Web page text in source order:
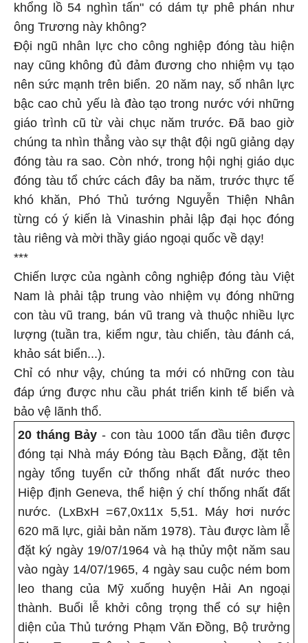
khổng lồ 54 nghìn tấn" có dám tự phê phán như
ông Trương này không?
Đội ngũ nhân lực cho công nghiệp đóng tàu hiện
nay cũng không đủ đảm đương cho nhiệm vụ tạo
nên sức mạnh trên biển. 20 năm nay, số nhân lực
bậc cao chủ yếu là đào tạo trong nước với những
giáo trình cũ từ vài chục năm trước. Đã bao giờ
chúng ta nhìn thẳng vào sự thật đội ngũ giảng dạy
đóng tàu ra sao. Còn nhớ, trong hội nghị giáo dục
đóng tàu tổ chức cách đây ba năm, trước thực tế
khó khăn, Phó Thủ tướng Nguyễn Thiện Nhân
từng có ý kiến là Vinashin phải lập đại học đóng
tàu riêng và mời thầy giáo ngoại quốc về dạy!
***
Chiến lược của ngành công nghiệp đóng tàu Việt
Nam là phải tập trung vào nhiệm vụ đóng những
con tàu vũ trang, bán vũ trang và thuộc nhiều lực
lượng (tuần tra, kiểm ngư, tàu chiến, tàu đánh cá,
khảo sát biển...).
Chỉ có như vậy, chúng ta mới có những con tàu
đáp ứng được nhu cầu phát triển kinh tế biển và
bảo vệ lãnh thổ.
20 tháng Bảy - con tàu 1000 tấn đầu tiên được
đóng tại Nhà máy Đóng tàu Bạch Đằng, đặt tên
ngày tổng tuyển cử thống nhất đất nước theo
Hiệp định Geneva, thể hiện ý chí thống nhất đất
nước. (LxBxH =67,0x11x 5,51. Máy hơi nước
620 mã lực, giải bản năm 1978). Tàu được làm lễ
đặt ký ngày 19/07/1964 và hạ thủy một năm sau
vào ngày 14/07/1965, 4 ngày sau cuộc ném bom
leo thang của Mỹ xuống huyện Hải An ngoại
thành. Buổi lễ khởi công trọng thể có sự hiện
diện của Thủ tướng Phạm Văn Đồng, Bộ trưởng